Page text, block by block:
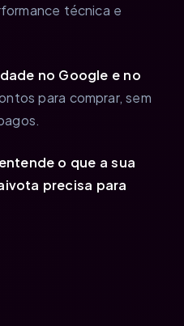
técnica e
no Google e no
para comprar, sem
o que a sua
precisa para